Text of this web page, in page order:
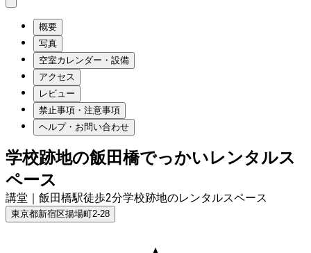
概要
写真
空室カレンダー・設備
アクセス
レビュー
禁止事項・注意事項
ヘルプ・お問い合わせ
学校跡地の飯田橋でっかいレンタルス
ペース
講堂｜飯田橋駅徒歩2分学校跡地のレンタルスペース
東京都新宿区揚場町2-28